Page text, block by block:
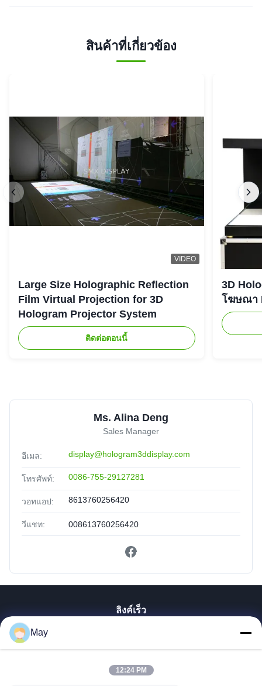
สินค้าที่เกี่ยวข้อง
VIDEO
Large Size Holographic Reflection
Film Virtual Projection for 3D
Hologram Projector System
ติดต่อตอนนี้
3D
โฆษณา
Ms. Alina Deng
Sales Manager
อีเมล: display@hologram3ddisplay.com
โทรศัพท์: 0086-755-29127281
วอทแอป: 8613760256420
วีแชท: 008613760256420
ลิงค์เร็ว
สินค้า
เกี่ยวกับเรา
May
12:24 PM